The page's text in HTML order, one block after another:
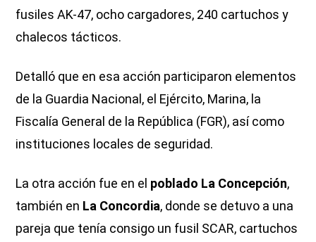
fusiles AK-47, ocho cargadores, 240 cartuchos y
chalecos tácticos.
Detalló que en esa acción participaron elementos
de la Guardia Nacional, el Ejército, Marina, la
Fiscalía General de la República (FGR), así como
instituciones locales de seguridad.
La otra acción fue en el poblado La Concepción,
también en La Concordia, donde se detuvo a una
pareja que tenía consigo un fusil SCAR, cartuchos